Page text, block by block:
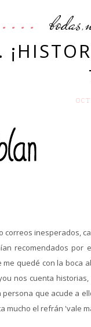
bodas,
inesperados,
recomendados
quedé con la boca
nos cuenta
que acude a
mucho el refrán 'vale